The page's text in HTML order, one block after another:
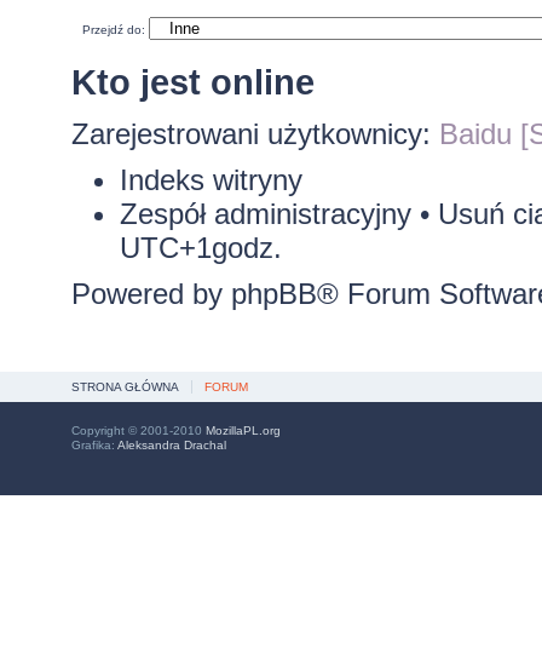
Przejdź do:
Kto jest online
Zarejestrowani użytkownicy: Baidu
Indeks witryny
Zespół administracyjny• Usuń
UTC+1godz.
Powered by phpBB® Forum
STRONA GŁÓWNA FORUM
Copyright © 2001-2010 MozillaPL.org
Grafika: Aleksandra Drachal